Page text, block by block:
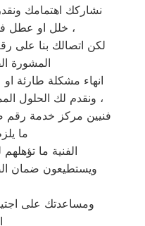
نشاركك اهتمامك
خلل او عطل فى ايا من اجهزتنا المنزلية ،
لكن اتصالك بنا على
المشورة
انهاء مشكلة طارئة
ونقدم لك الحلول الممكنة والمساعدة قدر المستطاع ،
فنيين مركز خدمة رقم
ما
الفنية ما
ويستطيعون ضمان
ومساعدتك على